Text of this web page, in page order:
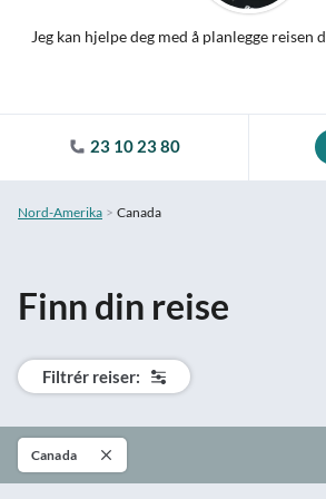
Jeg kan hjelpe deg med å planlegge
23 10 23 80
Nord-Amerika Canada
Finn din reise
Filtrér reiser:
Canada